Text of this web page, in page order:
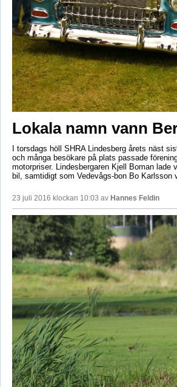
Lokala namn vann
I torsdags höll SHRA Lindesberg årets näst
och många besökare på plats passade
motorpriser. Lindesbergaren Kjell Boman
bil, samtidigt som Vedevågs-bon Bo Karlsson
23 juli 2016 klockan 10:03 av Hannes Feldin